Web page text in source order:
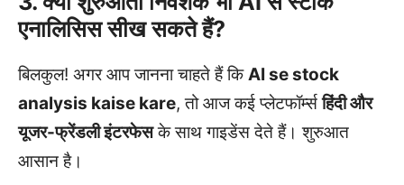
एनालिसिस सीख सकते हैं?
बिलकुल! अगर आप जानना चाहते हैं किAI se stock
analysis kaise kare, तो आज कई प्लेटफॉर्म्सहिंदी और
यूजर-फ्रेंडली इंटरफेसके साथ गाइडेंस देते हैं। शुरुआत
आसान है।